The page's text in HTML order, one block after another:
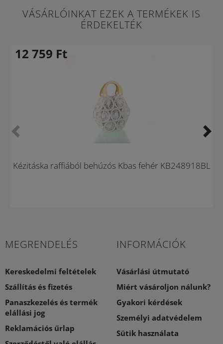
VÁSÁRLÓINKAT EZEK A TERMÉKEK IS
ÉRDEKELTÉK
Kézitáska raffiából behúzós Kbas fehér KB248918BL
12 759 Ft
MEGRENDELÉS
Kereskedelmi feltételek
Szállítás és fizetés
Panaszkezelés és termék
elállási jog
Reklamációs űrlap
INFORMÁCIÓK
Vásárlási útmutató
Miért vásároljon nálunk?
Gyakori kérdések
Személyi adatvédelem
Sütik használata